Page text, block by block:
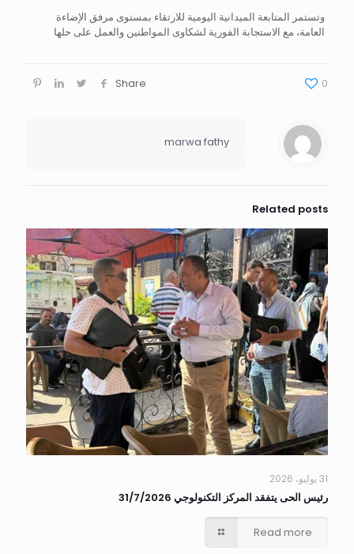
وتستمر المتابعة الميدانية اليومية للارتقاء بمستوى مرفق الإضاءة
العامة، مع الاستجابة الفورية لشكاوى المواطنين والعمل على حلها
Share 0
marwa fathy
Related posts
31 يوليو، 2026
رئيس الحى يتفقد المركز التكنولوجي 31/7/2026
Read more